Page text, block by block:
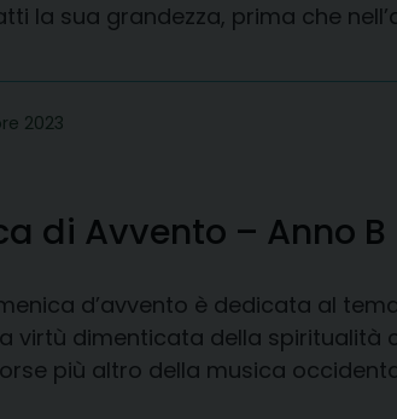
la sua grandezza, prima che
2023
di Avvento – Anno B
d’avvento è dedicata al
virtù dimenticata della spiritualità
più altro della musica